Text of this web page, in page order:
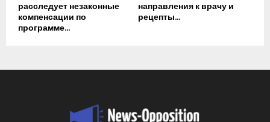
расследует незаконные
компенсации по
программе...
направления к врачу и
рецепты...